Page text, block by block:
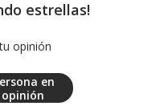
estrellas!
opinión
en